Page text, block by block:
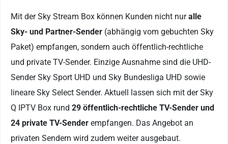
Mit der Sky Stream Box können Kunden nicht nuralle
Sky- und Partner-Sender (abhängig vom gebuchten Sky
Paket) empfangen, sondern auch öffentlich-rechtliche
und private TV-Sender. Einzige Ausnahme sind die UHD-
Sender Sky Sport UHD und Sky Bundesliga UHD sowie
lineare Sky Select Sender. Aktuell lassen sich mit der Sky
Q IPTV Box rund 29 öffentlich-rechtliche TV-Sender und
24 private TV-Sender empfangen. Das Angebot an
privaten Sendern wird zudem weiter ausgebaut.